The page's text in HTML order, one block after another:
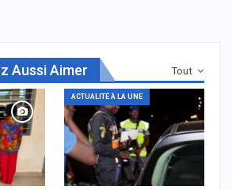
Tout
Aussi Aimer
ACTUALITÉ À LA UNE